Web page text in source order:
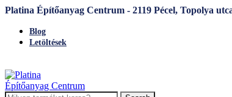
Platina Építőanyag Centrum - 2119 Pécel, Topolya
Blog
Letöltések